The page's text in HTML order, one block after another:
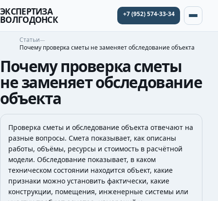
ЭКСПЕРТИЗА
ВОЛГОДОНСК
+7 (952) 574-33-34
Статьи
Почему проверка сметы не заменяет обследование объекта
Почему проверка сметы
не заменяет обследование
объекта
Проверка сметы и обследование объекта отвечают на
разные вопросы. Смета показывает, как описаны
работы, объёмы, ресурсы и стоимость в расчётной
модели. Обследование показывает, в каком
техническом состоянии находится объект, какие
признаки можно установить фактически, какие
конструкции, помещения, инженерные системы или